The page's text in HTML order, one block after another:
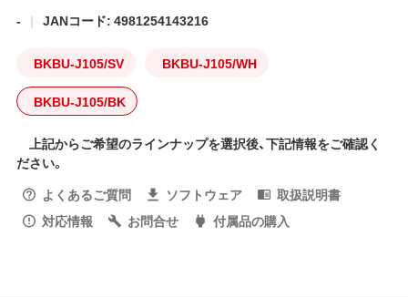
- JANコード: 4981254143216
BKBU-J105/SV BKBU-J105/WH
BKBU-J105/BK
上記からご希望のラインナップを選択後、下記情報をご確認く
ださい。
よくあるご質問
ソフトウェア
取扱説明書
対応情報
お問合せ 付属品の購入